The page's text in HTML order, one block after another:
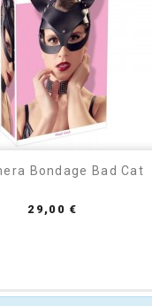
Bondage Bad Cat
Prezzo
29,00 €
 Anteprima